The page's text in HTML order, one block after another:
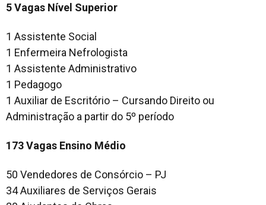
5 Vagas Nível Superior
1 Assistente Social
1 Enfermeira Nefrologista
1 Assistente Administrativo
1 Pedagogo
1 Auxiliar de Escritório – Cursando Direito ou
Administração a partir do 5º período
173 Vagas Ensino Médio
50 Vendedores de Consórcio – PJ
34 Auxiliares de Serviços Gerais